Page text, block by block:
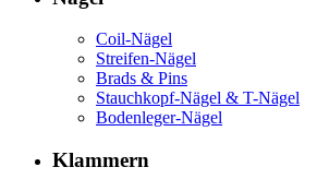
Coil-Nägel
Streifen-Nägel
Brads & Pins
Stauchkopf-Nägel & T-Nägel
Bodenleger-Nägel
Klammern